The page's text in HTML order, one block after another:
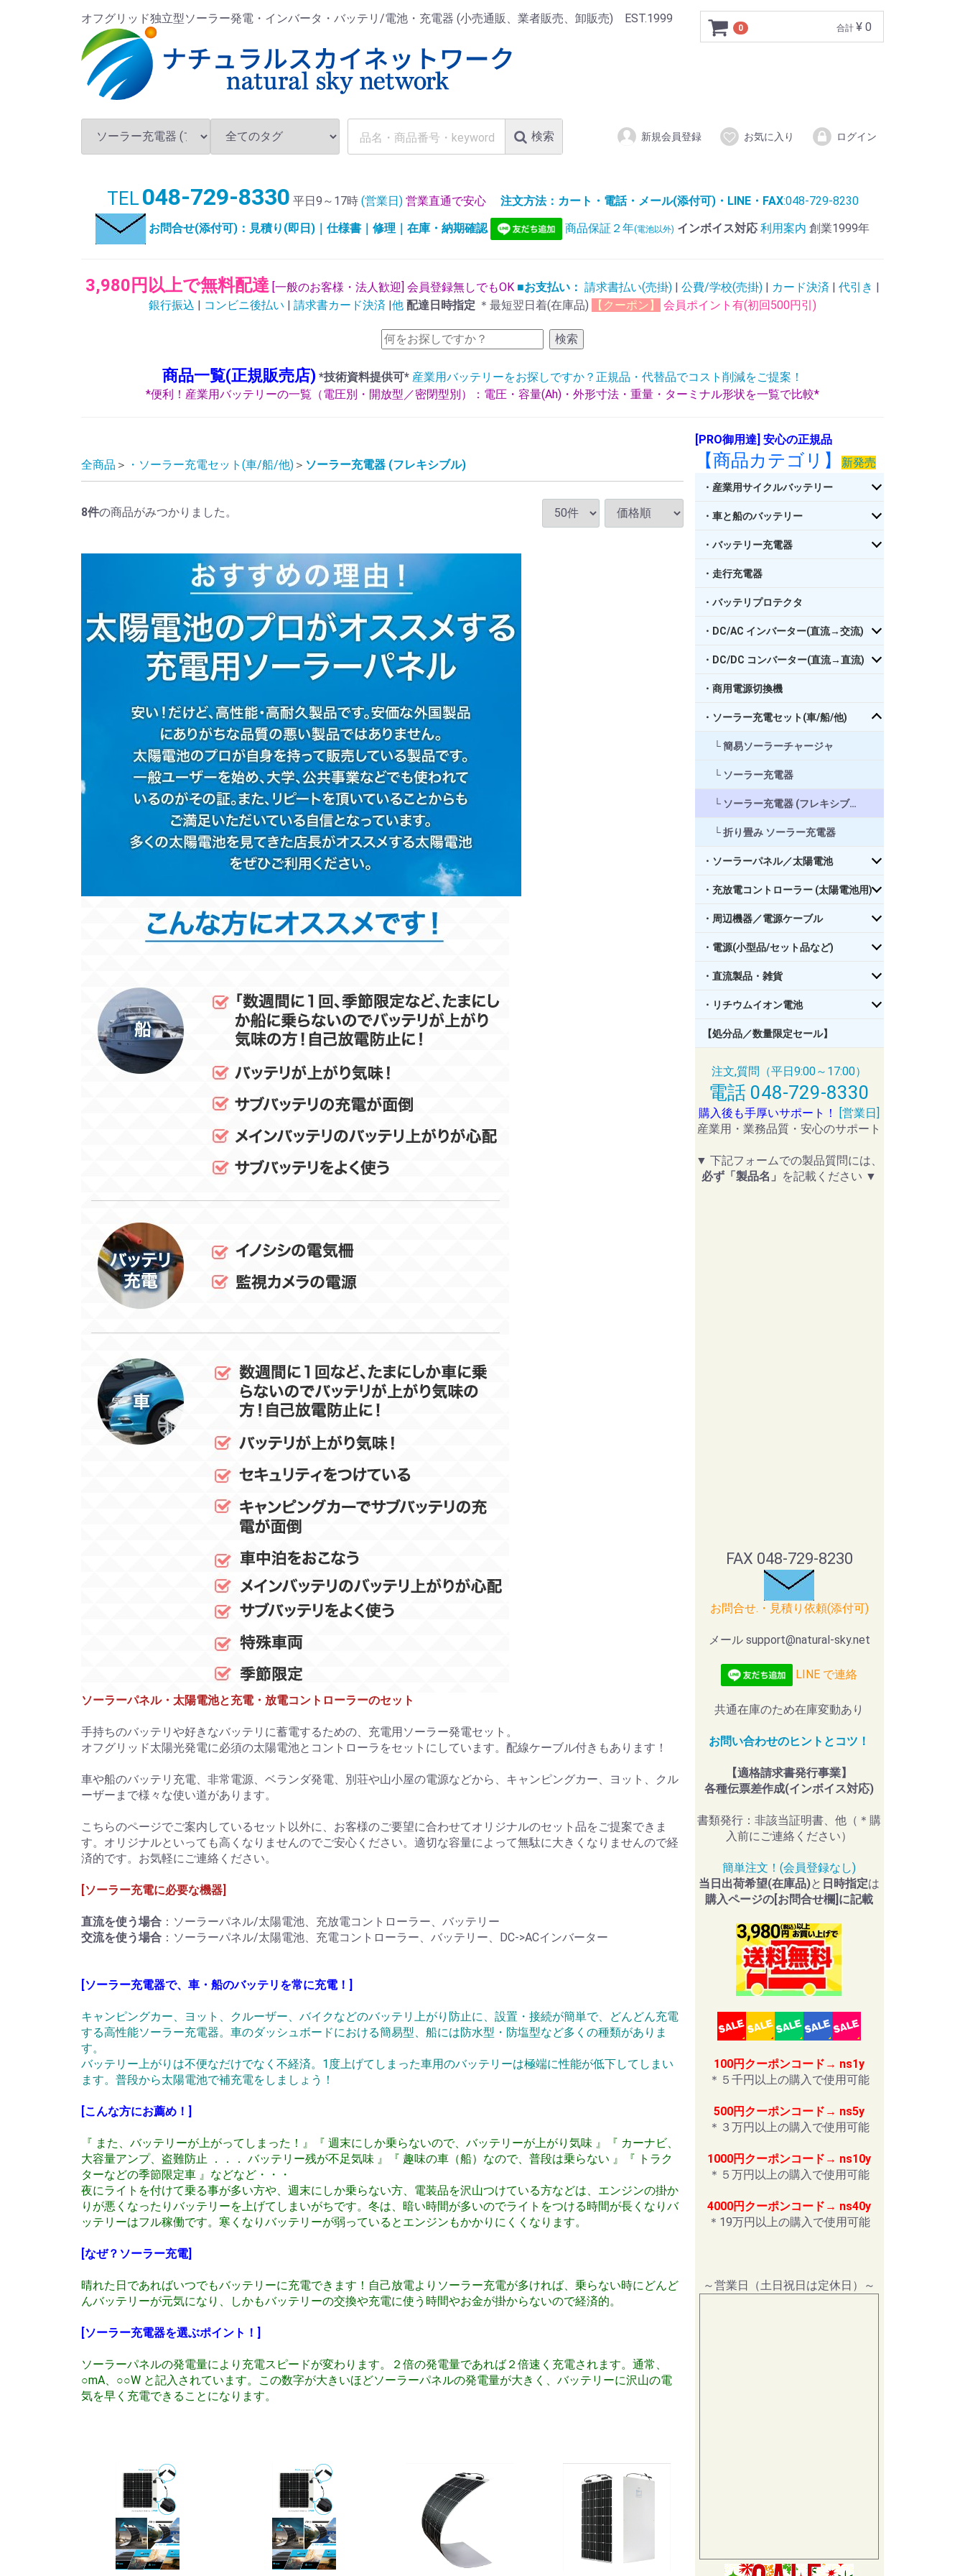
オフグリッド独立型ソーラー発電・インバータ・バッテリ/電池・充電器 (小売通販、業者販売、卸販売) EST.1999
0 合計 ¥ 0
検索 新規会員登録 お気に入り ログイン
TEL 048-729-8330 平日9～17時(営業日) 営業直通で安心 注文方法：カート・電話・メール(添付可)・LINE・FAX:048-729-8230
お問合せ(添付可)：見積り(即日)｜仕様書｜修理｜在庫・納期確認
商品保証２年(電池以外) インボイス対応 利用案内 創業1999年
3,980円以上で無料配達 [一般のお客様・法人歓迎] 会員登録無しでもOK ■お支払い： 請求書払い(売掛) | 公費/学校(売掛) | カード決済 | 代引き |
銀行振込 | コンビニ後払い | 請求書カード決済 |他 配達日時指定 ＊最短翌日着(在庫品) 【クーポン】 会員ポイント有(初回500円引)
検索
商品一覧(正規販売店) *技術資料提供可* 産業用バッテリーをお探しですか？正規品・代替品でコスト削減をご提案！
*便利！産業用バッテリーの一覧（電圧別・開放型／密閉型別）：電圧・容量(Ah)・外形寸法・重量・ターミナル形状を一覧で比較*
全商品 ・ソーラー充電セット(車/船/他) ソーラー充電器 (フレキシブル)
8件の商品がみつかりました。
ソーラーパネル・太陽電池と充電・放電コントローラーのセット
手持ちのバッテリや好きなバッテリに蓄電するための、充電用ソーラー発電セット。
オフグリッド太陽光発電に必須の太陽電池とコントローラをセットにしています。配線ケーブル付きもあります！
車や船のバッテリ充電、非常電源、ベランダ発電、別荘や山小屋の電源などから、キャンピングカー、ヨット、クル
ーザーまで様々な使い道があります。
こちらのページでご案内しているセット以外に、お客様のご要望に合わせてオリジナルのセット品をご提案できま
す。オリジナルといっても高くなりませんのでご安心ください。適切な容量によって無駄に大きくなりませんので経
済的です。お気軽にご連絡ください。
[ソーラー充電に必要な機器]
直流を使う場合 ：ソーラーパネル/太陽電池、充放電コントローラー、バッテリー
交流を使う場合 ：ソーラーパネル/太陽電池、充電コントローラー、バッテリー、DC->ACインバーター
[ソーラー充電器で、車・船のバッテリを常に充電！]
キャンピングカー、ヨット、クルーザー、バイクなどのバッテリ上がり防止に、設置・接続が簡単で、どんどん充電
する高性能ソーラー充電器。車のダッシュボードにおける簡易型、船には防水型・防塩型など多くの種類がありま
す。
バッテリー上がりは不便なだけでなく不経済。1度上げてしまった車用のバッテリーは極端に性能が低下してしまい
ます。普段から太陽電池で補充電をしましょう！
[こんな方にお薦め！]
『 また、バッテリーが上がってしまった！』『 週末にしか乗らないので、バッテリーが上がり気味 』『 カーナビ、
大容量アンプ、盗難防止 ．．． バッテリー残が不足気味 』『 趣味の車（船）なので、普段は乗らない 』『 トラク
ターなどの季節限定車 』などなど・・・
夜にライトを付けて乗る事が多い方や、週末にしか乗らない方、電装品を沢山つけている方などは、エンジンの掛か
りが悪くなったりバッテリーを上げてしまいがちです。冬は、暗い時間が多いのでライトをつける時間が長くなりバ
ッテリーはフル稼働です。寒くなりバッテリーが弱っているとエンジンもかかりにくくなります。
[なぜ？ソーラー充電]
晴れた日であればいつでもバッテリーに充電できます！自己放電よりソーラー充電が多ければ、乗らない時にどんど
んバッテリーが元気になり、しかもバッテリーの交換や充電に使う時間やお金が掛からないので経済的。
[ソーラー充電器を選ぶポイント！]
ソーラーパネルの発電量により充電スピードが変わります。２倍の発電量であれば２倍速く充電されます。通常、
○mA、○○W と記入されています。この数字が大きいほどソーラーパネルの発電量が大きく、バッテリーに沢山の電
気を早く充電できることになります。
[PRO御用達] 安心の正規品
【商品カテゴリ】 新発売
・産業用サイクルバッテリー
・車と船のバッテリー
・バッテリー充電器
・走行充電器
・バッテリプロテクタ
・DC/AC インバーター(直流→交流)
・DC/DC コンバーター(直流→直流)
・商用電源切換機
・ソーラー充電セット(車/船/他)
簡易ソーラーチャージャ
ソーラー充電器
ソーラー充電器 (フレキシブル)
折り畳み ソーラー充電器
・ソーラーパネル／太陽電池
・充放電コントローラー (太陽電池用)
・周辺機器／電源ケーブル
・電源(小型品/セット品など)
・直流製品・雑貨
・リチウムイオン電池
【処分品／数量限定セール】
注文,質問（平日9:00～17:00）
電話 048-729-8330
購入後も手厚いサポート！
[営業日]
産業用・業務品質・安心のサポート
▼ 下記フォームでの製品質問には、
必ず「製品名」 を記載ください ▼
FAX 048-729-8230
お問合せ.・見積り依頼(添付可)
メール support@natural-sky.net
LINE で連絡
共通在庫のため在庫変動あり
お問い合わせのヒントとコツ！
【適格請求書発行事業】
各種伝票差作成(インボイス対応)
書類発行：非該当証明書、他（＊購
入前にご連絡ください）
簡単注文！(会員登録なし)
当日出荷希望(在庫品)と 日時指定は
購入ページの[お問合せ欄]に記載
100円クーポンコード→ ns1y
＊５千円以上の購入で使用可能
500円クーポンコード→ ns5y
＊３万円以上の購入で使用可能
1000円クーポンコード→ ns10y
＊５万円以上の購入で使用可能
4000円クーポンコード→ ns40y
＊19万円以上の購入で使用可能
～営業日（土日祝日は定休日）～